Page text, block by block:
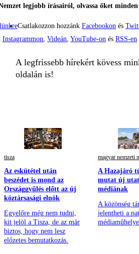
legjobb írásairól, olvassa őket
Csatlakozzon hozzánk Facebookon és
Instagrammon Videán YouTube-on és RSS-en
A legfrissebb hírekért kövess
oldalán is!
tisza
Az eskütétel után
beszédet is mond az
Országgyűlés előtt az új
köztársasági elnök
Egyelőre még nem tudni,
kit jelöl a Tisza, de az már
biztos, hogy nem lesz
előzetes bemutatkozás.
magyar nemzeti
A Hazajáró
mutat új
médiának
A közönség
jelentheti a